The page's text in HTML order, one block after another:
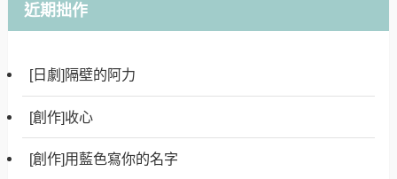
近期拙作
[日劇]隔壁的阿力
[創作]收心
[創作]用藍色寫你的名字